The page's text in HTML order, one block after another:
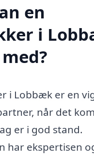
en
i
i Lobbæk er en
når det
er i god stand.
har ekspertisen